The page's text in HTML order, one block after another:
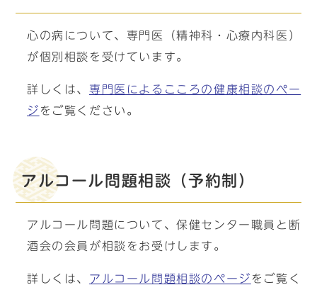
心の病について、専門医（精神科・心療内科医）
が個別相談を受けています。
詳しくは、 専門医によるこころの健康相談のペー
ジ をご覧ください。
アルコール問題相談（予約制）
アルコール問題について、保健センター職員と断
酒会の会員が相談をお受けします。
詳しくは、 アルコール問題相談のページ をご覧く